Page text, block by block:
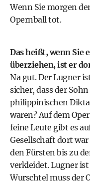
Wenn Sie morgen
Opernball tot.
Das heißt, wenn Sie
überziehen, ist er
Na gut. Der Lugner
sicher, dass der
philippinischen
waren? Auf dem
feine Leute gibt es
Gesellschaft dort
den Fürsten bis zu
verkleidet. Lugner
Wurschtel muss der